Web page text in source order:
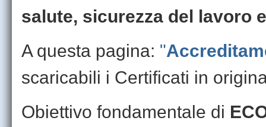
salute, sicurezza del lavoro
A questa pagina: "
scaricabili i Certificati in
Obiettivo fondamentale di